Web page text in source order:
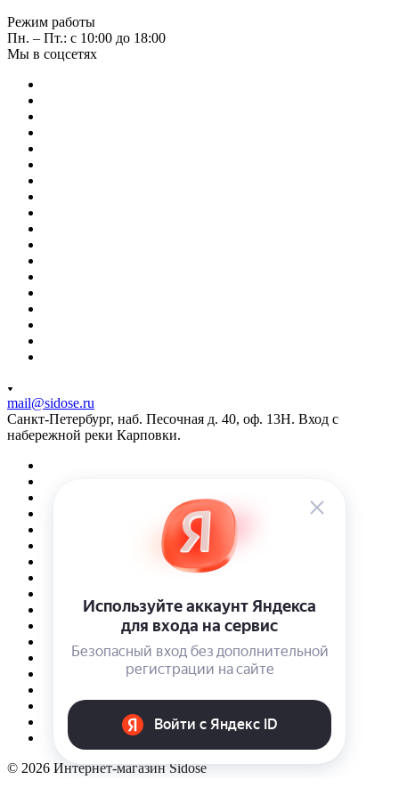
Режим работы
Пн. – Пт.: с 10:00 до 18:00
Мы в соцсетях
mail@sidose.ru
Санкт-Петербург, наб. Песочная д. 40, оф. 13Н. Вход с
набережной реки Карповки.
© 2026 Интернет-магазин Sidose